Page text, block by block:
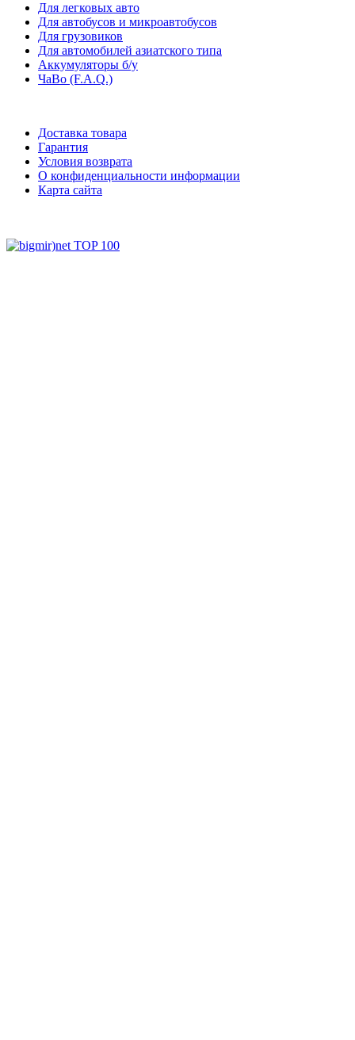
Для легковых авто
Для автобусов и микроавтобусов
Для грузовиков
Для автомобилей азиатского типа
Аккумуляторы б/у
ЧаВо (F.A.Q.)
Доставка товара
Гарантия
Условия возврата
О конфиденциальности информации
Карта сайта